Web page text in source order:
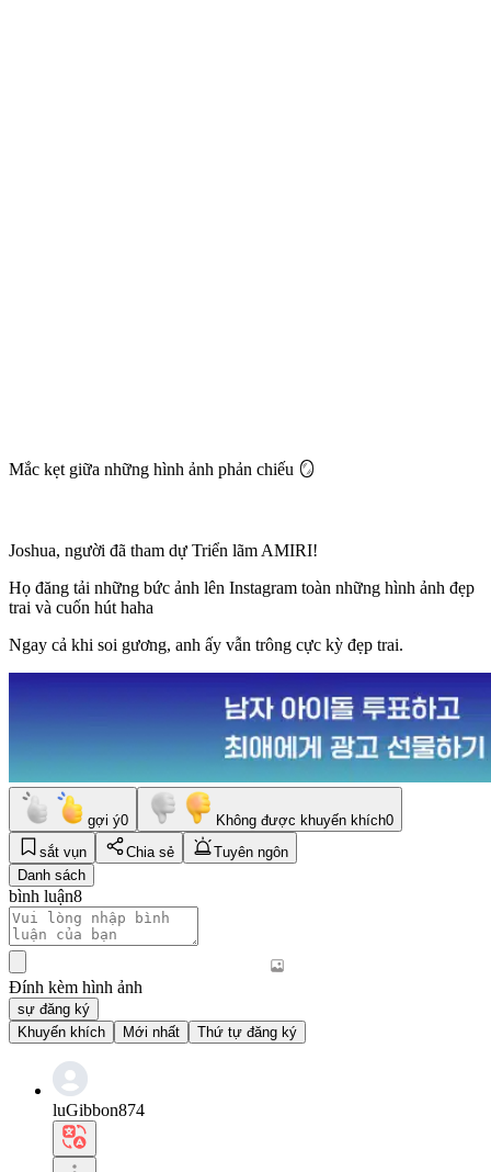
Mắc kẹt giữa những hình ảnh phản chiếu 🪞
Joshua, người đã tham dự Triển lãm AMIRI!
Họ đăng tải những bức ảnh lên Instagram toàn những hình ảnh đẹp
trai và cuốn hút haha
Ngay cả khi soi gương, anh ấy vẫn trông cực kỳ đẹp trai.
gợi ý0 Không được khuyến khích0
sắt vụn
Chia sẻ
Tuyên ngôn
Danh sách
bình luận8
Đính kèm hình ảnh
sự đăng ký
Khuyến khích
Mới nhất Thứ tự đăng ký
luGibbon874